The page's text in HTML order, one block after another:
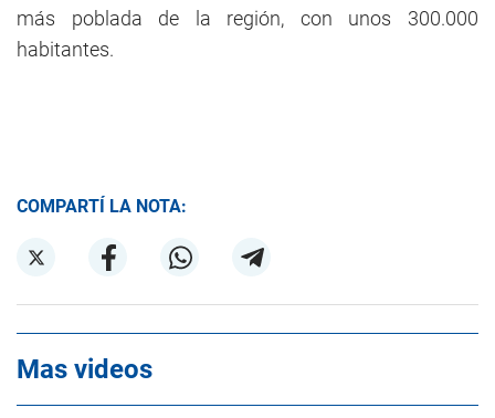
más poblada de la región, con unos 300.000
habitantes.
COMPARTÍ LA NOTA:
Mas videos